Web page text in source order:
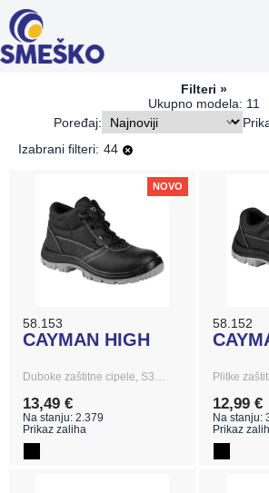
Skip
to
content
Filteri
Ukupno modela: 11
Poređaj:
Izabrani filteri: 44
NOVO
58.153
CAYMAN HIGH
Duboke zaštitne cipele, S3…
13,49 €
Na stanju: 2.379
Prikaz zaliha
58.152
Plitke
12,99 €
Na stanju:
Prikaz